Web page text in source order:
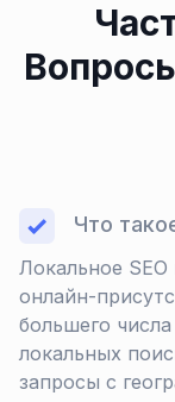
Что
Локальное
онлайн-
большего
локальных
запросы с